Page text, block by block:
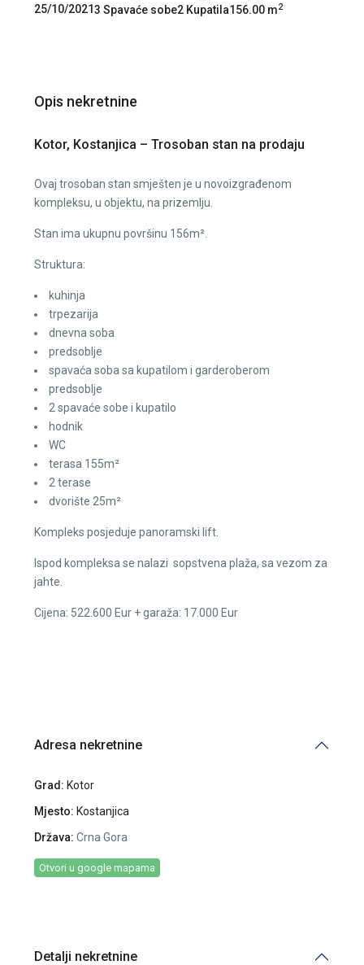
25/10/20213 Spavaće sobe2 Kupatila156.00 m2
Opis nekretnine
Kotor, Kostanjica – Trosoban stan na prodaju
Ovaj trosoban stan smješten je u novoizgrađenom
kompleksu, u objektu, na prizemlju.
Stan ima ukupnu površinu 156m².
Struktura:
kuhinja
trpezarija
dnevna soba
predsoblje
spavaća soba sa kupatilom i garderoberom
predsoblje
2 spavaće sobe i kupatilo
hodnik
WC
terasa 155m²
2 terase
dvorište 25m²
Kompleks posjeduje panoramski lift.
Ispod kompleksa se nalazi sopstvena plaža, sa vezom za
jahte.
Cijena: 522.600 Eur + garaža: 17.000 Eur
Adresa nekretnine
Grad: Kotor
Mjesto: Kostanjica
Država: Crna Gora
Otvori u google mapama
Detalji nekretnine